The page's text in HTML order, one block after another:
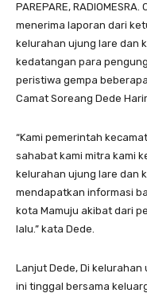
PAREPARE,
menerima laporan dari
kelurahan ujung lare dan
kedatangan para
peristiwa gempa
Camat Soreang Dede
“Kami pemerintah
sahabat kami mitra kami
kelurahan ujung lare dan
mendapatkan informasi
kota Mamuju akibat dari
lalu.” kata Dede.
Lanjut Dede, Di
ini tinggal bersama